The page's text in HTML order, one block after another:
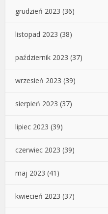
grudzień 2023 (36)
listopad 2023 (38)
październik 2023 (37)
wrzesień 2023 (39)
sierpień 2023 (37)
lipiec 2023 (39)
czerwiec 2023 (39)
maj 2023 (41)
kwiecień 2023 (37)